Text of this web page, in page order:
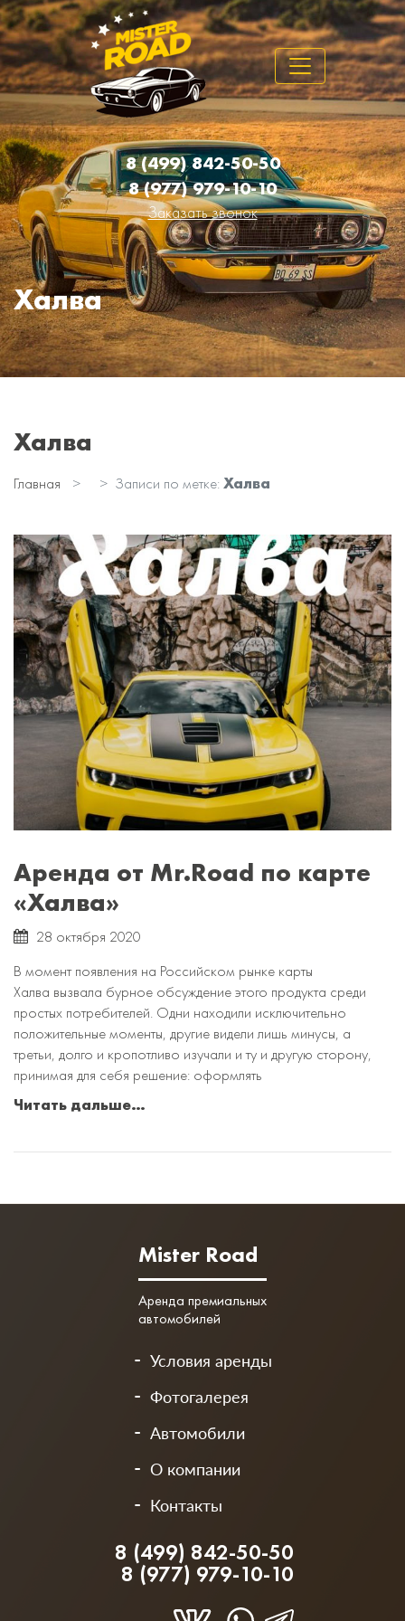
8 (499) 842-50-50
8 (977) 979-10-10
Заказать звонок
Халва
Халва
Главная Записи по метке: Халва
Аренда от Mr.Road по карте
«Халва»
28 октября 2020
В момент появления на Российском рынке карты
Халва вызвала бурное обсуждение этого продукта среди
простых потребителей. Одни находили исключительно
положительные моменты, другие видели лишь минусы, а
третьи, долго и кропотливо изучали и ту и другую сторону,
принимая для себя решение: оформлять
Читать дальше…
Mister Road
Аренда премиальных
автомобилей
Условия аренды
Фотогалерея
Автомобили
О компании
Контакты
8 (499) 842-50-50
8 (977) 979-10-10